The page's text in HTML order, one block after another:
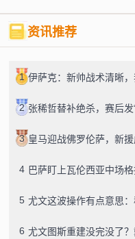
资讯推荐
1
2
3
4
5
6